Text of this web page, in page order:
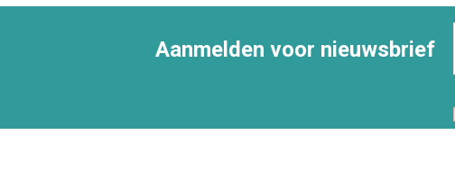
Aanmelden voor nieuwsbrief